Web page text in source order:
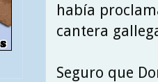
había
cantera
Seguro que